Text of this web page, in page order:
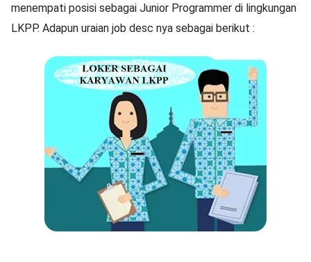
menempati posisi sebagai Junior Programmer di lingkungan
LKPP. Adapun uraian job desc nya sebagai berikut :